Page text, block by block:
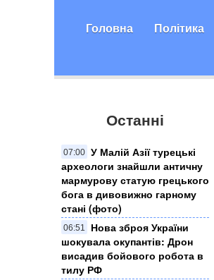
Головна Політика
Останні
07:00 У Малій Азії турецькі
археологи знайшли античну
мармурову статую грецького
бога в дивовижно гарному
стані (фото)
06:51
Нова зброя України
шокувала окупантів: Дрон
висадив бойового робота в
тилу РФ